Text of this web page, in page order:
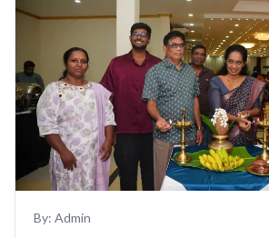
By: Admin